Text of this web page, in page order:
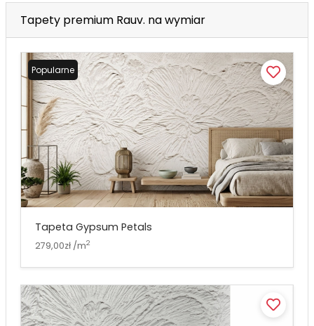
Tapety premium Rauv. na wymiar
Popularne
Tapeta Gypsum Petals
279,00zł /m2